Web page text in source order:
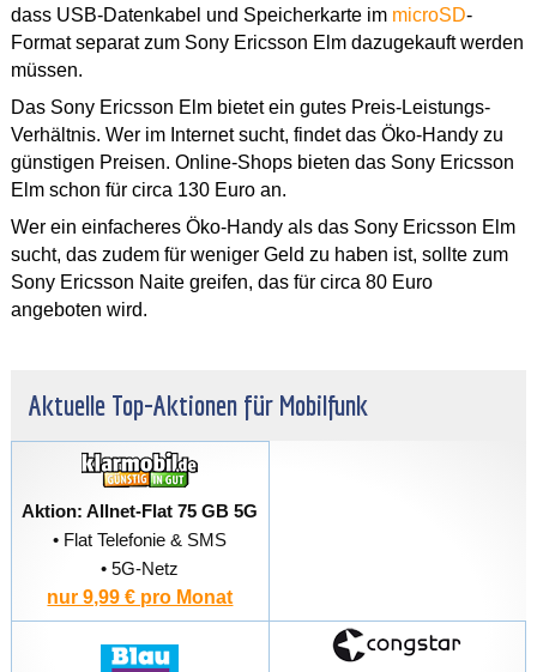
dass USB-Datenkabel und Speicherkarte im microSD-
Format separat zum Sony Ericsson Elm dazugekauft werden
müssen.
Das Sony Ericsson Elm bietet ein gutes Preis-Leistungs-
Verhältnis. Wer im Internet sucht, findet das Öko-Handy zu
günstigen Preisen. Online-Shops bieten das Sony Ericsson
Elm schon für circa 130 Euro an.
Wer ein einfacheres Öko-Handy als das Sony Ericsson Elm
sucht, das zudem für weniger Geld zu haben ist, sollte zum
Sony Ericsson Naite greifen, das für circa 80 Euro
angeboten wird.
Aktuelle Top-Aktionen für Mobilfunk
Aktion: Allnet-Flat 75 GB 5G
• Flat Telefonie & SMS
• 5G-Netz
nur 9,99 € pro Monat